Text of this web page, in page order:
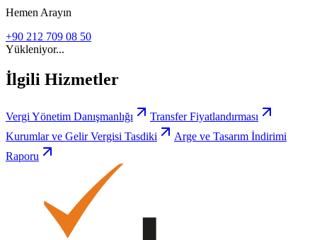
Hemen Arayın
+90 212 709 08 50
Yükleniyor...
İlgili Hizmetler
Vergi Yönetim Danışmanlığı
Transfer Fiyatlandırması
Kurumlar ve Gelir Vergisi Tasdiki
Arge ve Tasarım İndirimi
Raporu